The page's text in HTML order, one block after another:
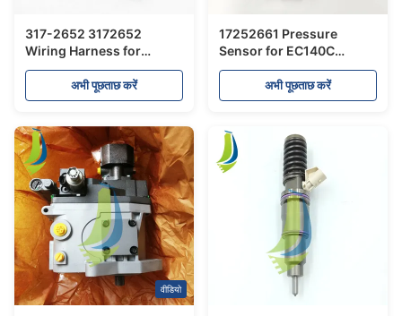
317-2652 3172652
Wiring Harness for
Excavator Parts
अभी पूछताछ करें
17252661 Pressure
Sensor for EC140C
EC160C
अभी पूछताछ करें
वीडियो